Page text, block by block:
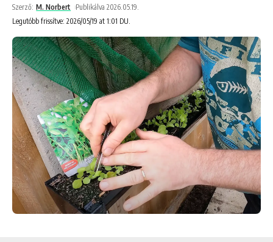
Legutóbb frissítve: 2026/05/19 at 1:01 DU.
Szerző: M. Norbert Publikálva 2026.05.19.